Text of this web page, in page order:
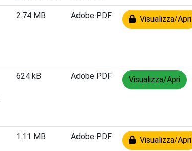
2.74 MB Adobe PDF Visualizza/Apri
624 kB Adobe PDF Visualizza/Apri
1.11 MB Adobe PDF Visualizza/Apri